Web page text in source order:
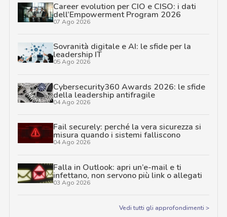
Career evolution per CIO e CISO: i dati
dell’Empowerment Program 2026
07 Ago 2026
Sovranità digitale e AI: le sfide per la
leadership IT
05 Ago 2026
Cybersecurity360 Awards 2026: le sfide
della leadership antifragile
04 Ago 2026
Fail securely: perché la vera sicurezza si
misura quando i sistemi falliscono
04 Ago 2026
Falla in Outlook: apri un’e-mail e ti
infettano, non servono più link o allegati
03 Ago 2026
Vedi tutti gli approfondimenti >